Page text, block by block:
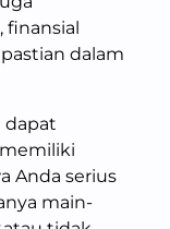
finansial
dalam
dapat
Anda serius
main-